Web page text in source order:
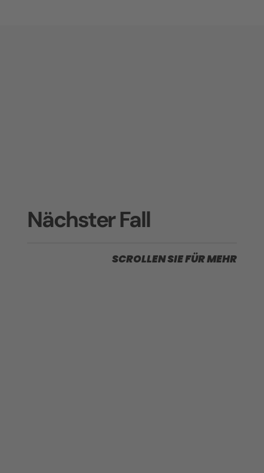
Nächster Fall
SCROLLEN SIE FÜR MEHR